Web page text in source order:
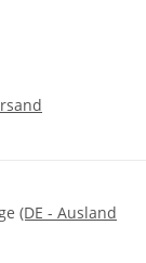
(DE - Ausland